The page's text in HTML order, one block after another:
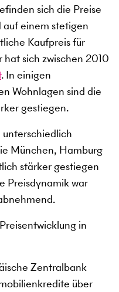
sich die Preise
einem stetigen
Kaufpreis für
sich zwischen 2010
. In einigen
Wohnlagen sind die
gestiegen.
München, Hamburg
stärker gestiegen
Preisdynamik war
in
Zentralbank
über